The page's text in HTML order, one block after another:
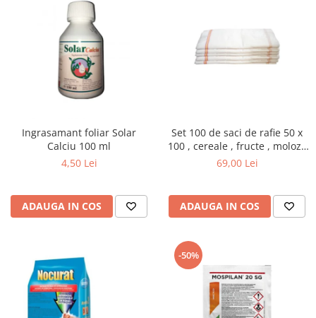
Ingrasamant foliar Solar
Calciu 100 ml
4,50 Lei
ADAUGA IN COS
Set 100 de saci de rafie 50 x
100 , cereale , fructe , moloz ,
menaj si depozitare
69,00 Lei
ADAUGA IN COS
-50%